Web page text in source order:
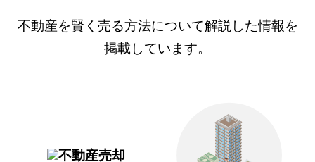
不動産を賢く売る方法について解説した情報を
掲載しています。